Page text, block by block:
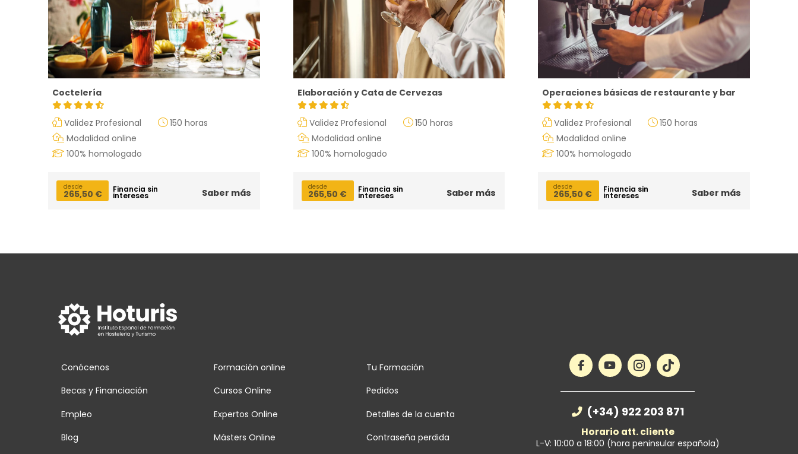
Coctelería
Validez Profesional
150 horas
Modalidad online
100% homologado
desde
265,50 € Financia sin
intereses Saber más
Elaboración y Cata de Cervezas
Validez Profesional
150 horas
Modalidad online
100% homologado
desde
265,50 € Financia sin
intereses Saber más
Operaciones básicas de restaurante y bar
Validez Profesional
150 horas
Modalidad online
100% homologado
desde
265,50 € Financia sin
intereses Saber más
Conócenos
Becas y Financiación
Empleo
Blog
Formación online
Cursos Online
Expertos Online
Másters Online
Tu Formación
Pedidos
Detalles de la cuenta
Contraseña perdida
(+34) 922 203 871
Horario att. cliente
L-V: 10:00 a 18:00 (hora peninsular española)